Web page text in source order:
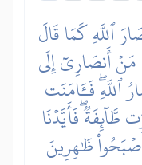
ٱللَّهِ كَمَا قَالَ
أَنصَارِيٓ إِلَى
ٱللَّهِۖ فَـَٔامَنَت
طَّآئِفَةٞۖ فَأَيَّدۡنَا
ظَٰهِرِينَ